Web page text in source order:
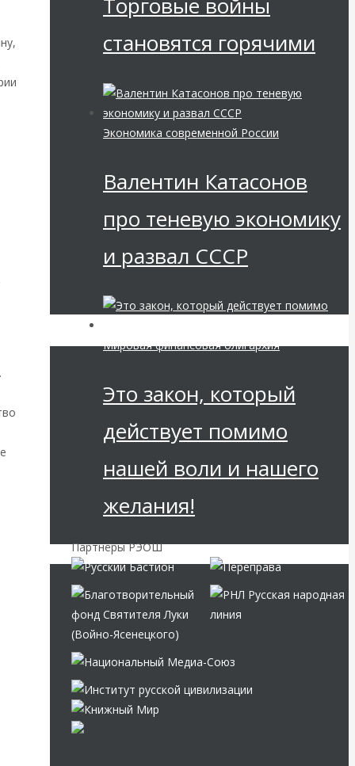
Торговые войны
становятся горячими
Экономика современной России
Валентин Катасонов
про теневую экономику
и развал СССР
Мировая финансовая олигархия
Это закон, который
действует помимо
нашей воли и нашего
желания!
Партнёры РЭОШ